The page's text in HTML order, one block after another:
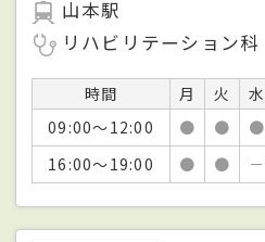
山本駅
リハビリテーション科
時間 月 火 水
09:00～12:00
● ● ●
16:00～19:00
● ● －